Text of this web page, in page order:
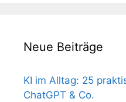
Neue Beiträge
KI im Alltag: 25
ChatGPT & Co.